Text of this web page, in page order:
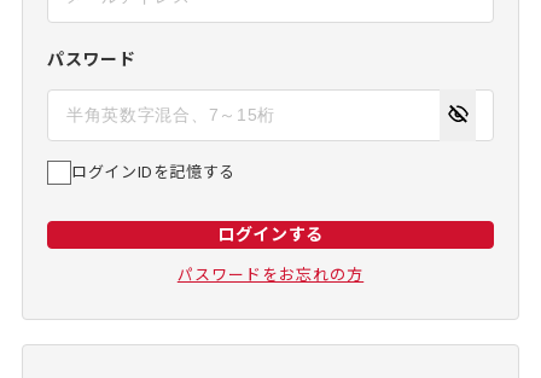
パスワード
ログインIDを記憶する
ログインする
パスワードをお忘れの方